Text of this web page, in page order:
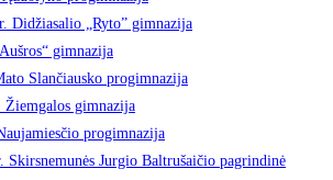
Didžiasalio „Ryto” gimnazija
gimnazija
Slančiausko progimnazija
Žiemgalos gimnazija
progimnazija
Skirsnemunės Jurgio Baltrušaičio pagrindinė